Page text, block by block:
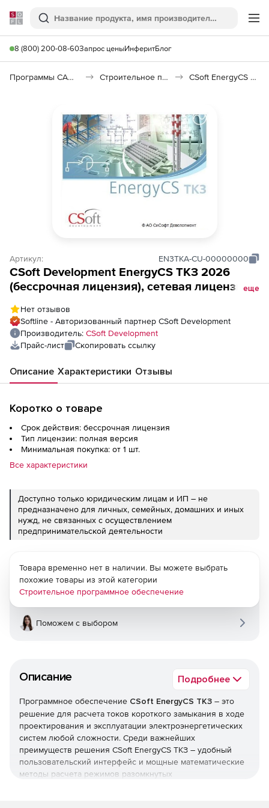
Softline
Поиск
8 (800) 200-08-60Запрос ценыИнферитБлог
Программы САПР и ГИС Строительное программное обеспечение CSoft EnergyCS ТКЗ
Артикул: EN3TKA-CU-00000000
CSoft Development EnergyCS ТКЗ 2026
(бессрочная лицензия), cетевая лицензия,
еще
Нет отзывов
Softline - Авторизованный партнер CSoft Development
Производитель: CSoft Development
Прайс-лист
Скопировать ссылку
Описание Характеристики Отзывы
Коротко о товаре
Срок действия: бессрочная лицензия
Тип лицензии: полная версия
Минимальная покупка: от 1 шт.
Все характеристики
Доступно только юридическим лицам и ИП – не
предназначено для личных, семейных, домашних и иных
нужд, не связанных с осуществлением
предпринимательской деятельности
Описание Подробнее
Программное обеспечение CSoft EnergyCS ТКЗ – это
решение для расчета токов короткого замыкания в ходе
проектирования и эксплуатации электроэнергетических
систем любой сложности. Среди важнейших
преимуществ решения CSoft EnergyCS ТКЗ – удобный
пользовательский интерфейс и мощные математические
методы расчета режимов разомкнутых
Товара временно нет в наличии. Вы можете выбрать
похожие товары из этой категории
Строительное программное обеспечение
Поможем с выбором